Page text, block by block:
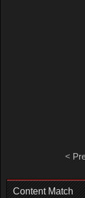
<
Content Match